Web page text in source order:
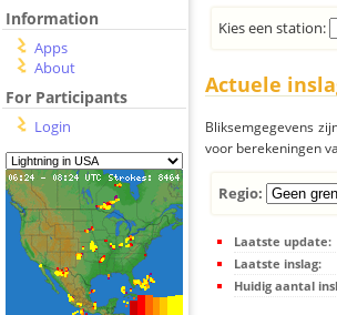
Information
Apps
About
For Participants
Login
Kies een station:
Actuele
Bliksemgegevens
voor berekeningen
Regio:
Laatste update:
Laatste inslag:
Huidig aantal